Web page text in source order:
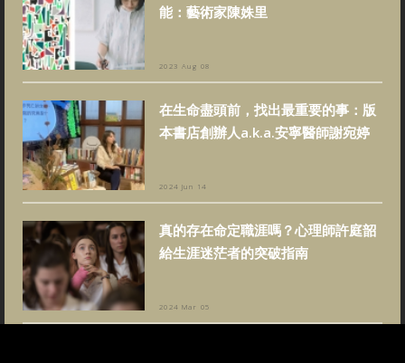
能：藝術家陳姝里
2023 Aug 08
在生命盡頭前，找出最重要的事：版
本書店創辦人a.k.a.安寧醫師謝宛婷
2024 Jun 14
真的存在命定職涯嗎？心理師許庭韶
給生涯迷茫者的突破指南
2024 Mar 05